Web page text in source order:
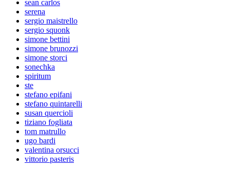
sean carlos
serena
sergio maistrello
sergio squonk
simone bettini
simone brunozzi
simone storci
sonechka
spiritum
ste
stefano epifani
stefano quintarelli
susan quercioli
tiziano fogliata
tom matrullo
ugo bardi
valentina orsucci
vittorio pasteris